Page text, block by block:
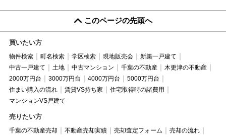
このページの先頭へ
買いたい方
物件検索 町名検索 学区検索 現地販売会
新築一戸建て
中古一戸建て
土地 中古マンション 千葉の不動産
木更津の不動産
2000万円台
3000万円台 4000万円台
5000万円台
住まい購入の流れ
賃貸VS持ち家
住宅取得時の諸費用
マンションVS戸建て
売りたい方
千葉の不動産売却 不動産売却実績 売却査定フォーム
売却の流れ